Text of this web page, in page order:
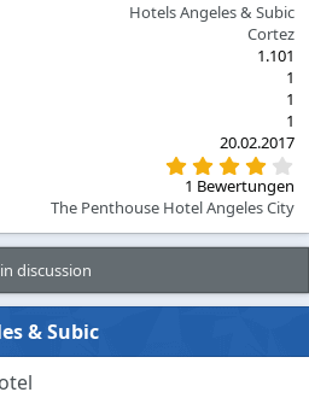
Hotels Angeles & Subic
Cortez
1.101
1
1
1
20.02.2017
0
S
t
r
n
)
1 Bewertungen
The Penthouse Hotel Angeles City
discussion
& Subic